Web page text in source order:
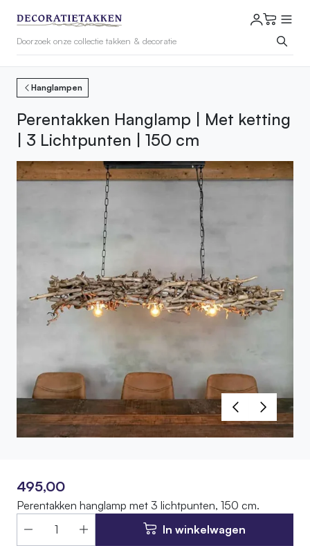
Hanglampen
Perentakken Hanglamp | Met ketting
| 3 Lichtpunten | 150 cm
495,00
Perentakken hanglamp met 3 lichtpunten, 150 cm.
In winkelwagen